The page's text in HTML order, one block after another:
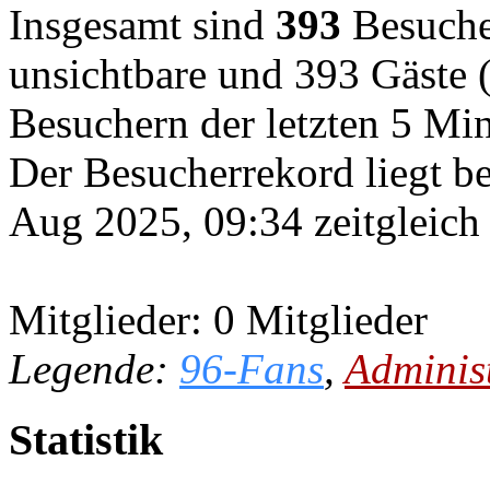
Insgesamt sind 393
unsichtbare und 393 Gäste
Besuchern der letzten 5
Der Besucherrekord liegt
Aug 2025, 09:34
Mitglieder: 0 Mitglieder
Legende: 96-Fans,
Statistik